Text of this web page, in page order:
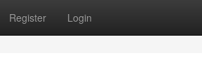
Register Login